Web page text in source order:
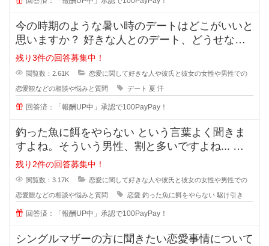
今の時期のような暑い時のデートはどこがいいと
思いますか？ 好きな人とのデート、どうせなら
街を散策したりデートスポッ
残り3件の回答募集中！
閲覧数：2.61K 恋愛に関して好きな人や彼氏と彼女の女性や男性での
恋愛観などの相談や悩みと質問 デート 夏 汗
回答済：「報酬UP中」承認で100PayPay！
釣った魚に餌をやらない という言葉よく聞きま
すよね。そういう男性、割と多いですよね... な
ぜ付き合った途端に覚めたよう
残り2件の回答募集中！
閲覧数：3.17K 恋愛に関して好きな人や彼氏と彼女の女性や男性での
恋愛観などの相談や悩みと質問 恋愛 釣った魚に餌をやらない 駆け引き
回答済：「報酬UP中」承認で100PayPay！
シングルマザーの方に聞きたい恋愛事情について